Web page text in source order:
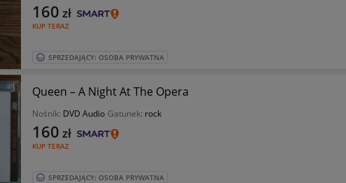
KUP TERAZ
160 zł
SPRZEDAJĄCY: OSOBA PRYWATNA
Queen – A Night At The Opera
Nośnik: DVD Audio Gatunek: rock
KUP TERAZ
160 zł
SPRZEDAJĄCY: OSOBA PRYWATNA